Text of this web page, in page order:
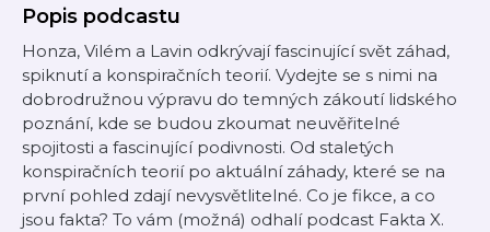
Popis podcastu
Honza, Vilém a Lavin odkrývají fascinující svět záhad,
spiknutí a konspiračních teorií. Vydejte se s nimi na
dobrodružnou výpravu do temných zákoutí lidského
poznání, kde se budou zkoumat neuvěřitelné
spojitosti a fascinující podivnosti. Od staletých
konspiračních teorií po aktuální záhady, které se na
první pohled zdají nevysvětlitelné. Co je fikce, a co
jsou fakta? To vám (možná) odhalí podcast Fakta X.